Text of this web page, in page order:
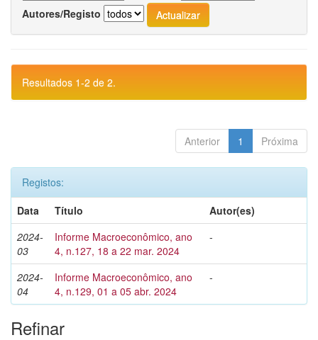
Autores/Registo
Resultados 1-2 de 2.
Anterior 1 Próxima
Registos:
Data
Título
Autor(es)
2024-
03
Informe Macroeconômico, ano
4, n.127, 18 a 22 mar. 2024
-
2024-
04
Informe Macroeconômico, ano
4, n.129, 01 a 05 abr. 2024
-
Refinar